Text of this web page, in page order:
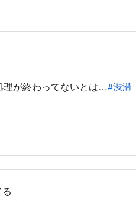
smk3t3bfDI